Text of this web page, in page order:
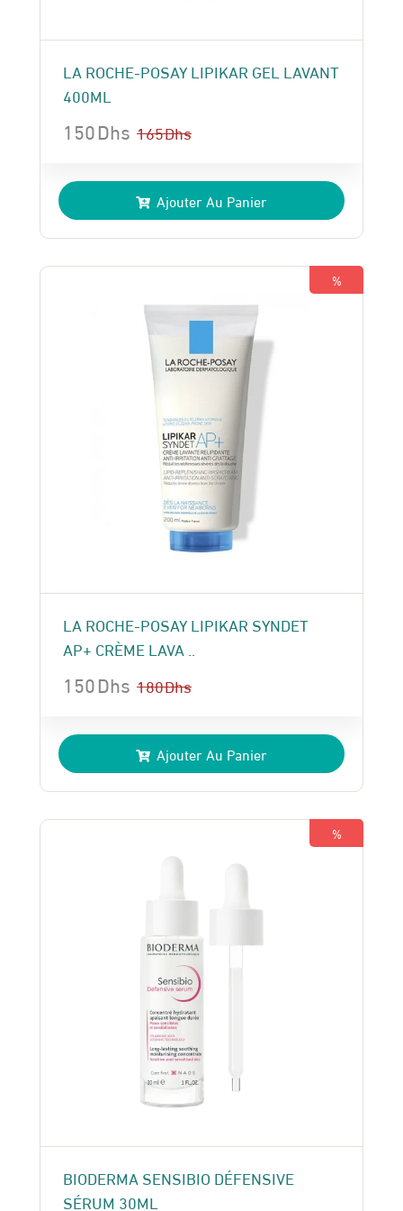
LA ROCHE-POSAY LIPIKAR GEL LAVANT
400ML
165Dhs
prix
initial
était :
165 Dhs.
150Dhs
prix
actuel
est :
150 Dhs.
Ajouter Au Panier
%
LA ROCHE-POSAY LIPIKAR SYNDET
AP+ CRÈME LAVA ..
180Dhs
prix
initial
était :
180 Dhs.
150Dhs
prix
actuel
est :
150 Dhs.
Ajouter Au Panier
%
BIODERMA SENSIBIO DÉFENSIVE
SÉRUM 30ML